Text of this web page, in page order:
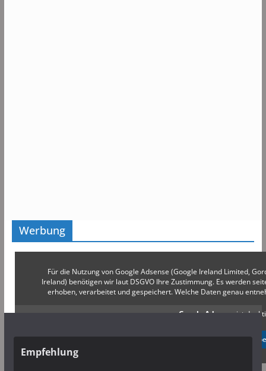
Werbung
Für die Nutzung von Google Adsense (Google Ireland Limited,
Ireland) benötigen wir laut DSGVO Ihre Zustimmung. Es werden
erhoben, verarbeitet und gespeichert. Welche Daten genau
Google Adsense ist
✓ Erlauben
Empfehlung